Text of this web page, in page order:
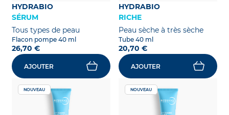
HYDRABIO
SÉRUM
Tous types de peau
Flacon pompe 40 ml
26,70 €
AJOUTER
HYDRABIO
RICHE
Peau sèche à très sèche
Tube 40 ml
20,70 €
AJOUTER
NOUVEAU NOUVEAU